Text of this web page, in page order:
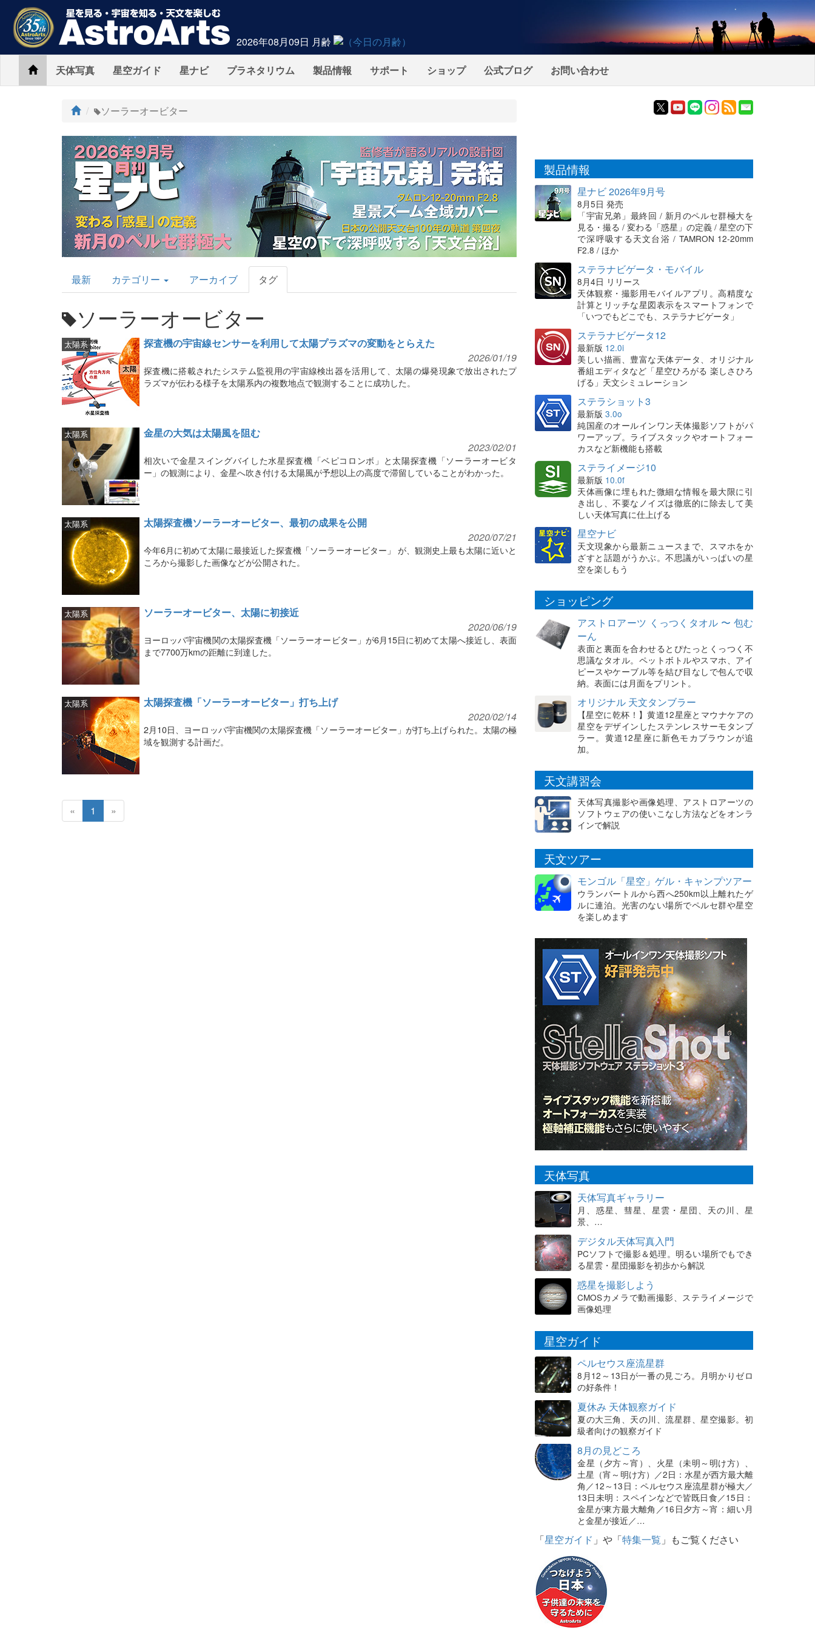
2026年08月09日 月齢
Home天体写真 星空ガイド 星ナビ プラネタリウム 製品情報 サポート ショップ 公式ブログ お問い合わせ
ト
プ
ソーラーオービター
AstroArts
Topics
最新 カテゴリー アーカイブ タグ
ソーラーオービター
探査機の宇宙線センサーを利用して太陽プラズマの変動をとらえた
太陽系
2026/01/19
探査機に搭載されたシステム監視用の宇宙線検出器を活用して、太陽の爆発現象で放出されたプ
ラズマが伝わる様子を太陽系内の複数地点で観測することに成功した。
金星の大気は太陽風を阻む
太陽系
2023/02/01
相次いで金星スイングバイした水星探査機「ベピコロンボ」と太陽探査機「ソーラーオービタ
ー」の観測により、金星へ吹き付ける太陽風が予想以上の高度で滞留していることがわかった。
太陽探査機ソーラーオービター、最初の成果を公開
太陽系
2020/07/21
今年6月に初めて太陽に最接近した探査機「ソーラーオービター」 が、観測史上最も太陽に近いと
ころから撮影した画像などが公開された。
ソーラーオービター、太陽に初接近
太陽系
2020/06/19
ヨーロッパ宇宙機関の太陽探査機「ソーラーオービター」が6月15日に初めて太陽へ接近し、表面
まで7700万kmの距離に到達した。
太陽探査機「ソーラーオービター」打ち上げ
太陽系
2020/02/14
2月10日、ヨーロッパ宇宙機関の太陽探査機「ソーラーオービター」が打ち上げられた。太陽の極
域を観測する計画だ。
« 1 »
製品情報
星ナビ 2026年9月号
8月5日 発売
「宇宙兄弟」最終回 / 新月のペルセ群極大を
見る・撮る / 変わる「惑星」の定義 / 星空の下
で深呼吸する天文台浴 / TAMRON 12-20mm
F2.8 / ほか
ステラナビゲータ・モバイル
8月4日 リリース
天体観察・撮影用モバイルアプリ。高精度な
計算とリッチな星図表示をスマートフォンで
「いつでもどこでも、ステラナビゲータ」
ステラナビゲータ12
最新版 12.0i
美しい描画、豊富な天体データ、オリジナル
番組エディタなど「星空ひろがる 楽しさひろ
げる」天文シミュレーション
ステラショット3
最新版 3.0o
純国産のオールインワン天体撮影ソフトがパ
ワーアップ。ライブスタックやオートフォー
カスなど新機能も搭載
ステライメージ10
最新版 10.0f
天体画像に埋もれた微細な情報を最大限に引
き出し、不要なノイズは徹底的に除去して美
しい天体写真に仕上げる
星空ナビ
天文現象から最新ニュースまで、スマホをか
ざすと話題がうかぶ。不思議がいっぱいの星
空を楽しもう
ショッピング
アストロアーツ くっつくタオル 〜 包む
ーん
表面と裏面を合わせるとぴたっとくっつく不
思議なタオル。ペットボトルやスマホ、アイ
ピースやケーブル等を結び目なしで包んで収
納。表面には月面をプリント。
オリジナル 天文タンブラー
【星空に乾杯！】黄道12星座とマウナケアの
星空をデザインしたステンレスサーモタンブ
ラー。黄道12星座に新色モカブラウンが追
加。
天文講習会
天体写真撮影や画像処理、アストロアーツの
ソフトウェアの使いこなし方法などをオンラ
インで解説
天文ツアー
モンゴル「星空」ゲル・キャンプツアー
ウランバートルから西へ250km以上離れたゲ
ルに連泊。光害のない場所でペルセ群や星空
を楽しめます
天体写真
天体写真ギャラリー
月、惑星、彗星、星雲・星団、天の川、星
景、…
デジタル天体写真入門
PCソフトで撮影＆処理。明るい場所でもでき
る星雲・星団撮影を初歩から解説
惑星を撮影しよう
CMOSカメラで動画撮影、ステライメージで
画像処理
星空ガイド
ペルセウス座流星群
8月12～13日が一番の見ごろ。月明かりゼロ
の好条件！
夏休み 天体観察ガイド
夏の大三角、天の川、流星群、星空撮影。初
級者向けの観察ガイド
8月の見どころ
金星（夕方～宵）、火星（未明～明け方）、
土星（宵～明け方）／2日：水星が西方最大離
角／12～13日：ペルセウス座流星群が極大／
13日未明：スペインなどで皆既日食／15日：
金星が東方最大離角／16日夕方～宵：細い月
と金星が接近／…
「星空ガイド 」や「特集一覧 」もご覧ください